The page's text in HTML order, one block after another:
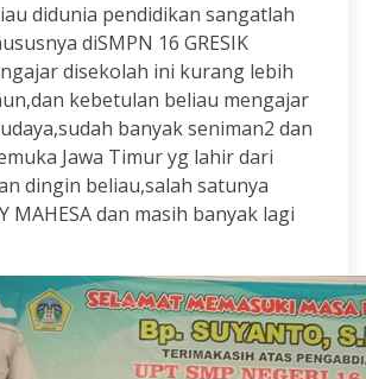
didunia pendidikan sangatlah
diSMPN 16 GRESIK
disekolah ini kurang lebih
kebetulan beliau mengajar
banyak seniman2 dan
Jawa Timur yg lahir dari
dingin beliau,salah satunya
MAHESA dan masih banyak lagi